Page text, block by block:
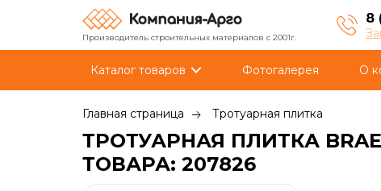
Производитель строительных материалов с 2001г.
8
Каталог товаров Фотогалерея О
Главная страница Тротуарная плитка
ТРОТУАРНАЯ ПЛИТКА
ТОВАРА: 207826